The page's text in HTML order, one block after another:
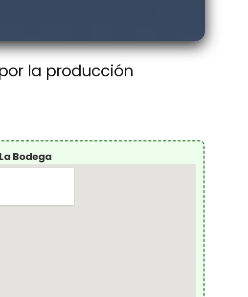
la producción
Bodega